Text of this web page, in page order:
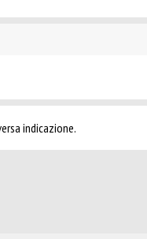
indicazione.